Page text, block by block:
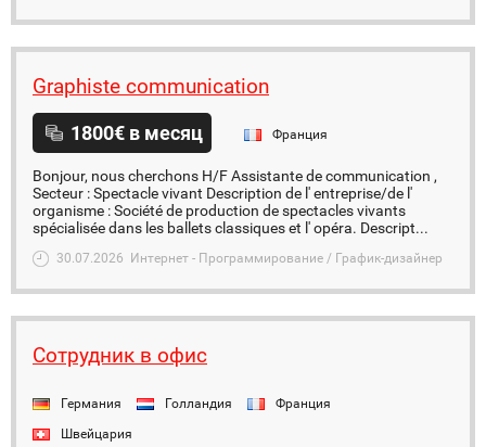
Graphiste communication
1800€ в месяц Франция
Bonjour, nous cherchons H/F Assistante de communication ,
Secteur : Spectacle vivant Description de l' entreprise/de l'
organisme : Société de production de spectacles vivants
spécialisée dans les ballets classiques et l' opéra. Descript...
30.07.2026 Интернет - Программирование / График-дизайнер
Сотрудник в офис
Германия Голландия
Франция
Швейцария